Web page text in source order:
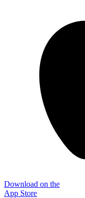
Download on the
App Store